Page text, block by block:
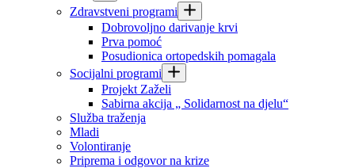
Zdravstveni programi
Dobrovoljno darivanje krvi
Prva pomoć
Posudionica ortopedskih pomagala
Socijalni programi
Projekt Zaželi
Sabirna akcija „ Solidarnost na djelu“
Služba traženja
Mladi
Volontiranje
Priprema i odgovor na krize